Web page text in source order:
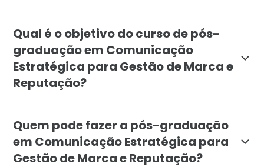
Qual é o objetivo do curso de pós-
graduação em Comunicação
Estratégica para Gestão de Marca e
Reputação?
Quem pode fazer a pós-graduação
em Comunicação Estratégica para
Gestão de Marca e Reputação?